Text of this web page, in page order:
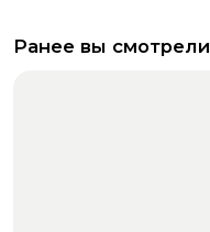
Ранее вы смотрели